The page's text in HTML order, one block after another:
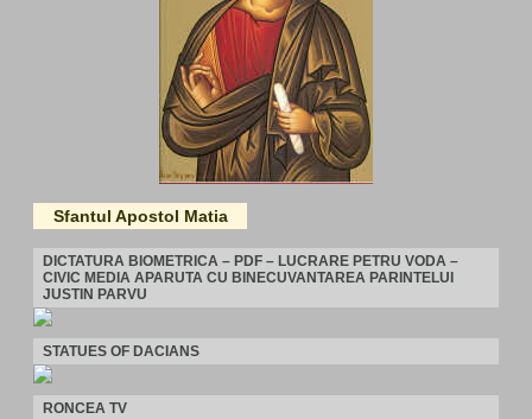
Sfantul Apostol Matia
DICTATURA BIOMETRICA – PDF – LUCRARE PETRU VODA –
CIVIC MEDIA APARUTA CU BINECUVANTAREA PARINTELUI
JUSTIN PARVU
STATUES OF DACIANS
RONCEA TV